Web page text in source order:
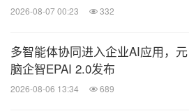
2026-08-07 00:23 332
多智能体协同进入企业AI应用，元
脑企智EPAI 2.0发布
2026-08-06 13:34 689